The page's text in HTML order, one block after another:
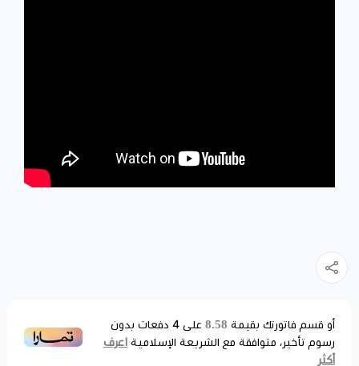
أو قسم فاتورتك بقيمة 8.58 على 4 دفعات بدون
رسوم تأخير، متوافقة مع الشريعة الإسلامية اعرف
أكثر